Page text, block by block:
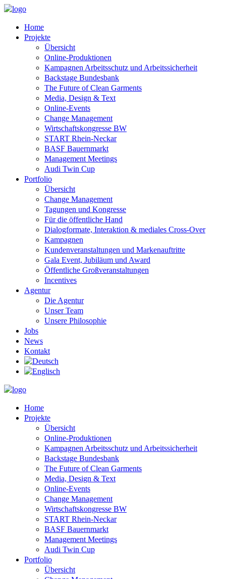
Home
Projekte
Übersicht
Online-Produktionen
Kampagnen Arbeitsschutz und Arbeitssicherheit
Backstage Bundesbank
The Future of Clean Garments
Media, Design & Text
Online-Events
Change Management
Wirtschaftskongresse BW
START Rhein-Neckar
BASF Bauernmarkt
Management Meetings
Audi Twin Cup
Portfolio
Übersicht
Change Management
Tagungen und Kongresse
Für die öffentliche Hand
Dialogformate, Interaktion & mediales Cross-Over
Kampagnen
Kundenveranstaltungen und Markenauftritte
Gala Event, Jubiläum und Award
Öffentliche Großveranstaltungen
Incentives
Agentur
Die Agentur
Unser Team
Unsere Philosophie
Jobs
News
Kontakt
Home
Projekte
Übersicht
Online-Produktionen
Kampagnen Arbeitsschutz und Arbeitssicherheit
Backstage Bundesbank
The Future of Clean Garments
Media, Design & Text
Online-Events
Change Management
Wirtschaftskongresse BW
START Rhein-Neckar
BASF Bauernmarkt
Management Meetings
Audi Twin Cup
Portfolio
Übersicht